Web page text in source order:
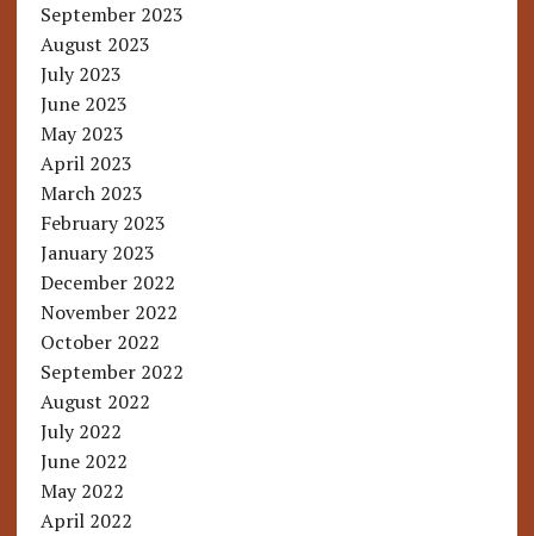
September 2023
August 2023
July 2023
June 2023
May 2023
April 2023
March 2023
February 2023
January 2023
December 2022
November 2022
October 2022
September 2022
August 2022
July 2022
June 2022
May 2022
April 2022